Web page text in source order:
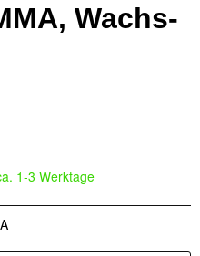
Wachs-
1-3 Werktage